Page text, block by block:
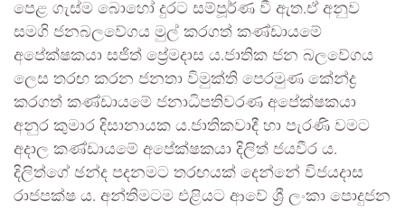
පෙළ ගැස්ම බොහෝ දුරට සම්පූර්ණ වී ඇත.ඒ අනුව
සමගි ජනබලවේගය මුල් කරගත් කණ්ඩායමේ
අපේක්ෂකයා සජිත් ප්‍රේමදාස ය.ජාතික ජන බලවේගය
ලෙස තරඟ කරන ජනතා විමුක්ති පෙරමුණ කේන්ද්‍ර
කරගත් කණ්ඩායමේ ජනාධිපතිවරණ අපේක්ෂකයා
අනුර කුමාර දිසානායක ය.ජාතිකවාදී හා පැරණි වමට
අදාල කණ්ඩායමේ අපේක්ෂකයා දිලිත් ජයවීර ය.
දිලිත්ගේ ඡන්ද පදනමට තරඟයක් දෙන්නේ විජයදාස
රාජපක්ෂ ය. අන්තිමටම එළියට ආවේ ශ්‍රී ලංකා පොදුජන